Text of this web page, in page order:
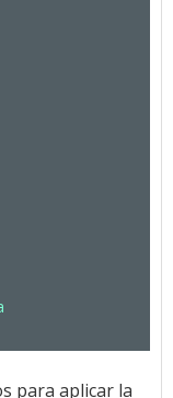
para aplicar la